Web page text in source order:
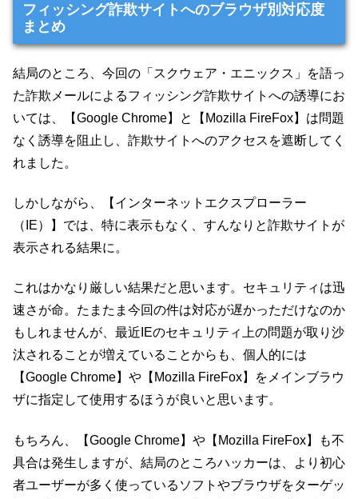
フィッシング詐欺サイトへのブラウザ別対応度
まとめ
結局のところ、今回の「スクウェア・エニックス」を語っ
た詐欺メールによるフィッシング詐欺サイトへの誘導にお
いては、【Google Chrome】と【Mozilla FireFox】は問題
なく誘導を阻止し、詐欺サイトへのアクセスを遮断してく
れました。
しかしながら、【インターネットエクスプローラー
（IE）】では、特に表示もなく、すんなりと詐欺サイトが
表示される結果に。
これはかなり厳しい結果だと思います。セキュリティは迅
速さが命。たまたま今回の件は対応が遅かっただけなのか
もしれませんが、最近IEのセキュリティ上の問題が取り沙
汰されることが増えていることからも、個人的には
【Google Chrome】や【Mozilla FireFox】をメインブラウ
ザに指定して使用するほうが良いと思います。
もちろん、【Google Chrome】や【Mozilla FireFox】も不
具合は発生しますが、結局のところハッカーは、より初心
者ユーザーが多く使っているソフトやブラウザをターゲッ